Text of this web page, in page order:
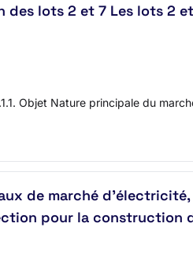
lots 2 et 7 Les lots 2
Objet Nature principale du
de marché
pour la construction